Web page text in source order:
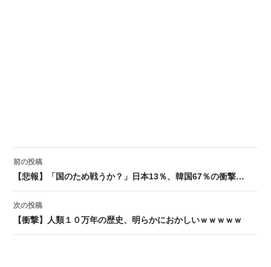
投稿ナビゲーション
前の投稿
【悲報】「国のため戦うか？」日本13％、韓国67％の衝撃…
次の投稿
【衝撃】人類１０万年の歴史、明らかにおかしいｗｗｗｗｗ